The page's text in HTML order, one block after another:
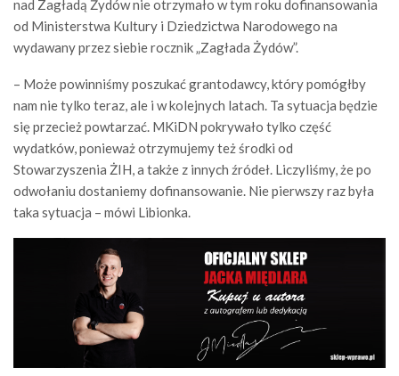
nad Zagładą Żydów nie otrzymało w tym roku dofinansowania
od Ministerstwa Kultury i Dziedzictwa Narodowego na
wydawany przez siebie rocznik „Zagłada Żydów”.
– Może powinniśmy poszukać grantodawcy, który pomógłby
nam nie tylko teraz, ale i w kolejnych latach. Ta sytuacja będzie
się przecież powtarzać. MKiDN pokrywało tylko część
wydatków, ponieważ otrzymujemy też środki od
Stowarzyszenia ŻIH, a także z innych źródeł. Liczyliśmy, że po
odwołaniu dostaniemy dofinansowanie. Nie pierwszy raz była
taka sytuacja – mówi Libionka.